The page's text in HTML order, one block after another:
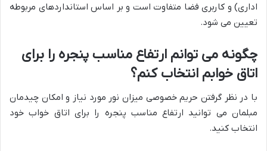
اداری) و کاربری فضا متفاوت است و بر اساس استانداردهای مربوطه
تعیین می شود.
چگونه می توانم ارتفاع مناسب پنجره را برای
اتاق خوابم انتخاب کنم؟
با در نظر گرفتن حریم خصوصی میزان نور مورد نیاز و امکان چیدمان
مبلمان می توانید ارتفاع مناسب پنجره را برای اتاق خواب خود
انتخاب کنید.